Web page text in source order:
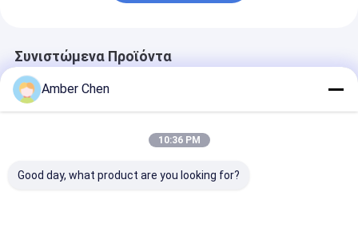
Συνιστώμενα Προϊόντα
Amber Chen
10:36 PM
Good day, what product are you looking for?